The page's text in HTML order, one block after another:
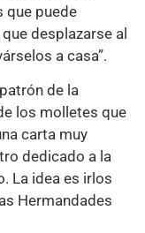
que puede
desplazarse al
a casa”.
de la
los molletes que
carta muy
dedicado a la
La idea es irlos
Hermandades